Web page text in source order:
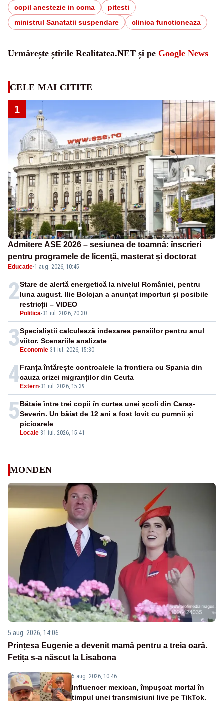
copil anestezie in coma
pitesti
ministrul Sanatatii suspendare
clinica functioneaza
Urmărește știrile Realitatea.NET și pe Google News
CELE MAI CITITE
1
Admitere ASE 2026 – sesiunea de toamnă: înscrieri
pentru programele de licență, masterat și doctorat
Educatie·1 aug. 2026, 10:45
2
Politica-31 iul. 2026, 20:30
Stare de alertă energetică la nivelul României, pentru
luna august. Ilie Bolojan a anunțat importuri și posibile
restricții – VIDEO
3 Economie-31 iul. 2026, 15:30
Specialiștii calculează indexarea pensiilor pentru anul
viitor. Scenariile analizate
4 Extern-31 iul. 2026, 15:39
Franța întărește controalele la frontiera cu Spania din
cauza crizei migranților din Ceuta
5
Locale-31 iul. 2026, 15:41
Bătaie între trei copii în curtea unei școli din Caraș-
Severin. Un băiat de 12 ani a fost lovit cu pumnii și
picioarele
MONDEN
5 aug. 2026, 14:06
Prințesa Eugenie a devenit mamă pentru a treia oară.
Fetița s-a născut la Lisabona
5 aug. 2026, 10:46
Influencer mexican, împușcat mortal în
timpul unei transmisiuni live pe TikTok.